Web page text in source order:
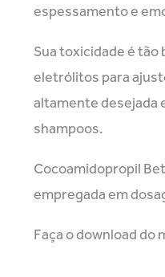
espessamento e
Sua toxicidade é tão
eletrólitos para
altamente desejada
shampoos.
Cocoamidopropil
empregada em
Faça o download do